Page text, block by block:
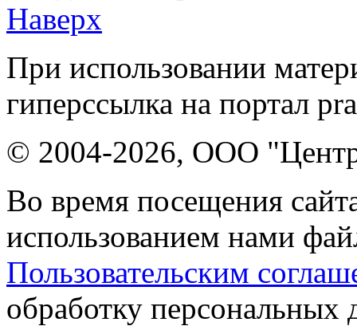
Наверх
При использовании
гиперссылка на портал
© 2004-2026, ООО "Центр
Во время посещения
использованием нами
Пользовательским
обработку персональных